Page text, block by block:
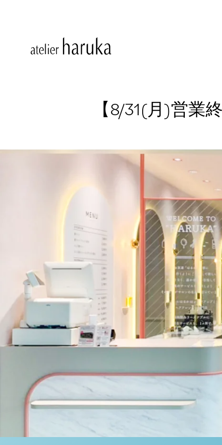
【8/31(月)営